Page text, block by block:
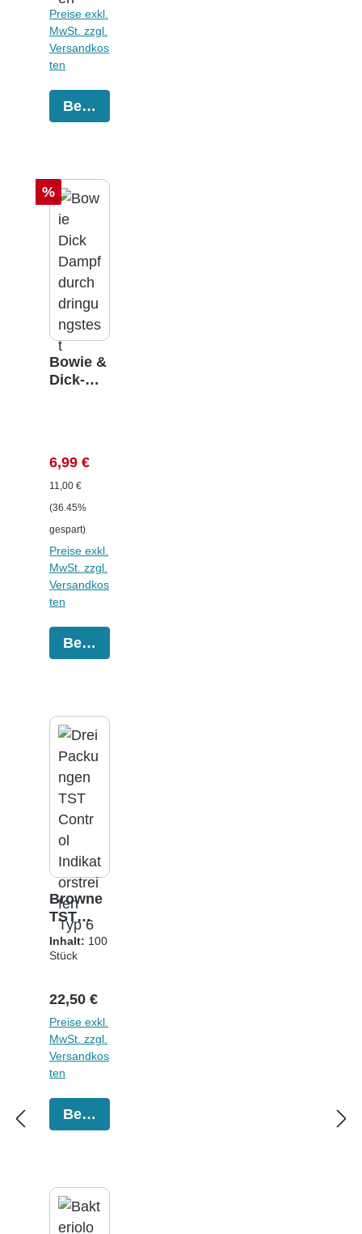
Preise exkl.
MwSt. zzgl.
Versandkos
ten
Bestellen
Rabatt
%
Bowie &
Dick-
ven
Verkaufspreis:
6,99 €
11,00 €
(36.45%
gespart)
Preise exkl.
MwSt. zzgl.
Versandkos
ten
Bestellen
Browne
TST
Control
Sterilisa
Inhalt: 100
Stück
Regulärer Preis:
22,50 €
Preise exkl.
MwSt. zzgl.
Versandkos
ten
Bestellen